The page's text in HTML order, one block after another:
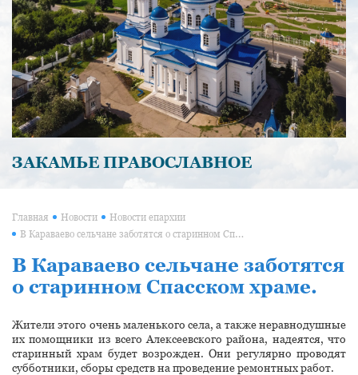
ЗАКАМЬЕ ПРАВОСЛАВНОЕ
Главная Новости Новости епархии
В Караваево сельчане заботятся о старинном Спасском храме.
В Караваево сельчане заботятся
о старинном Спасском храме.
Жители этого очень маленького села, а также неравнодушные
их помощники из всего Алексеевского района, надеятся, что
старинный храм будет возрожден. Они регулярно проводят
субботники, сборы средств на проведение ремонтных работ.